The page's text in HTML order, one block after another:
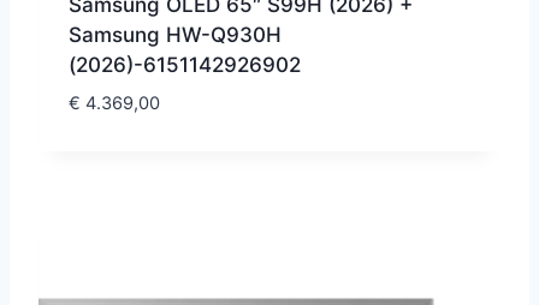
Samsung HW-Q930H
(2026)-6151142926902
€ 4.369,00